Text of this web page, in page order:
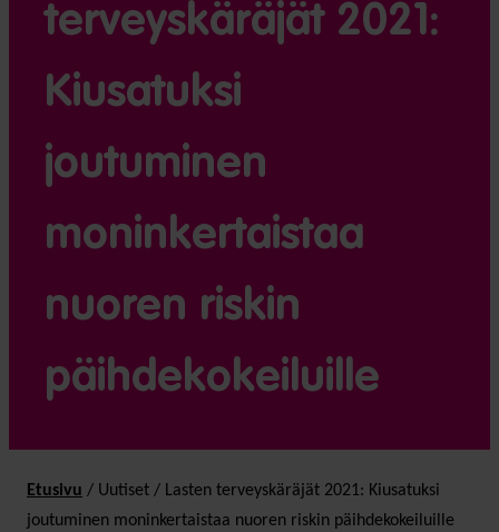
terveyskäräjät 2021:
Kiusatuksi
joutuminen
moninkertaistaa
nuoren riskin
päihdekokeiluille
Etusivu / Uutiset / Lasten terveyskäräjät 2021: Kiusatuksi
joutuminen moninkertaistaa nuoren riskin päihdekokeiluille